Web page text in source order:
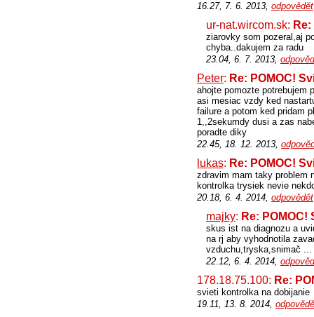
16.27, 7. 6. 2013, odpovědět
ur-nat.wircom.sk:
ziarovky som pozeral,aj
chyba..dakujem za radu
23.04, 6. 7. 2013,
Peter: Re: POMOC!
ahojte pomozte potrebujem
asi mesiac vzdy ked
failure a potom ked pridam
1,,2sekumdy dusi a zas
poradte diky
22.45, 18. 12. 2013,
lukas: Re: POMOC!
zdravim mam taky problem
kontrolka trysiek nevie
20.18, 6. 4. 2014, odpovědět
majky: Re:
skus ist na diagnozu a
na rj aby vyhodnotila
vzduchu,tryska,snimač ...
22.12, 6. 4. 2014,
178.18.75.100: Re:
svieti kontrolka na dobijanie
19.11, 13. 8. 2014,